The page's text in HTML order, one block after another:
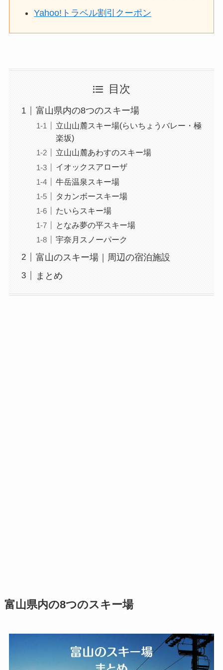
Yahoo!トラベル割引クーポン
目次
富山県内の8つのスキー場
立山山麓スキー場(らいちょうバレー・極
楽坂)
立山山麓あわすのスキー場
イオックスアローザ
牛岳温泉スキー場
タカンボースキー場
たいらスキー場
となみ夢の平スキー場
宇奈月スノーパーク
富山のスキー場｜周辺の宿泊施設
まとめ
富山県内の8つのスキー場